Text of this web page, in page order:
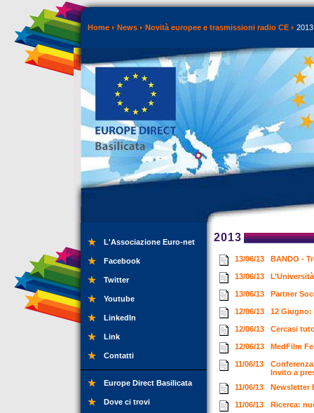
Home News Novità europee e trasmissioni radio CE 2013
L'Associazione Euro-net
Facebook
Twitter
Youtube
LinkedIn
Link
Contatti
Europe Direct Basilicata
Dove ci trovi
2013
13/06/13 BANDO -
13/06/13
13/06/13 Partner
12/06/13 12
12/06/13 Cercasi
12/06/13 MedFilm
11/06/13
Invito a
11/06/13
Newsletter
11/06/13 Ricerca: